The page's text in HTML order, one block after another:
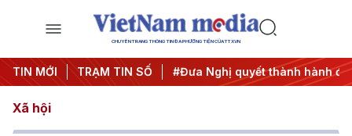
CHUYÊN TRANG THÔNG TIN ĐA PHƯƠNG TIỆN CỦA TTXVN
TIN MỚI TRẠM TIN SỐ
ương 3 #APEC 2027 #Đưa Nghị quyết thành hành
Xã hội